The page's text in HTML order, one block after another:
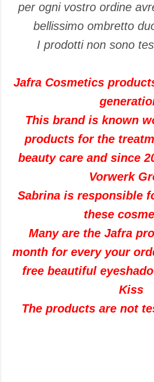
per ogni vostro ordine
bellissimo ombretto
I prodotti non sono
Jafra Cosmetics
This brand is known
products for the
beauty care and since
Vorwerk
Sabrina is responsible
these
Many are the Jafra
month for every your
free beautiful
Kiss
The products are not